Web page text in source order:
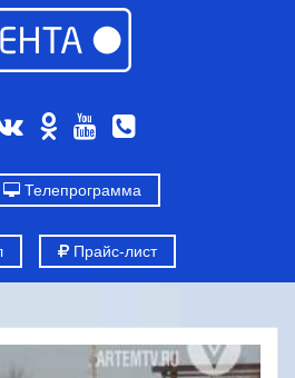
Телепрограмма
Прайс-лист